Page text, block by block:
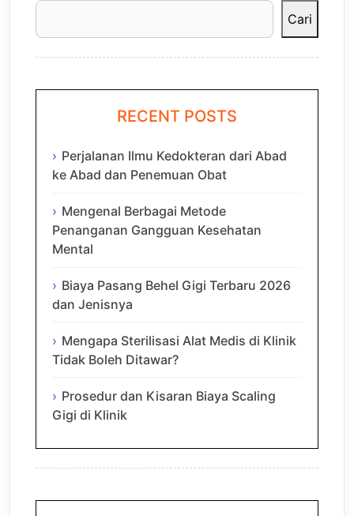
Cari
RECENT POSTS
Perjalanan Ilmu Kedokteran dari Abad
ke Abad dan Penemuan Obat
Mengenal Berbagai Metode
Penanganan Gangguan Kesehatan
Mental
Biaya Pasang Behel Gigi Terbaru 2026
dan Jenisnya
Mengapa Sterilisasi Alat Medis di Klinik
Tidak Boleh Ditawar?
Prosedur dan Kisaran Biaya Scaling
Gigi di Klinik